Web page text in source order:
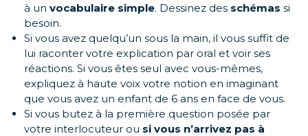
à un vocabulaire simple. Dessinez des schémas si
besoin.
Si vous avez quelqu’un sous la main, il vous suffit de
lui raconter votre explication par oral et voir ses
réactions. Si vous êtes seul avec vous-mêmes,
expliquez à haute voix votre notion en imaginant
que vous avez un enfant de 6 ans en face de vous.
Si vous butez à la première question posée par
votre interlocuteur ou si vous n’arrivez pas à